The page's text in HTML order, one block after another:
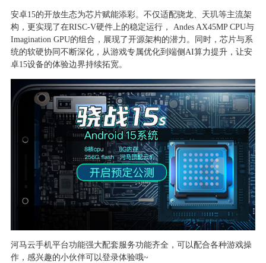
安卓15的开放生态为芯片赋能添彩。不仅适配骁龙、天玑等主流架
构，更实现了在RISC-V硬件上的稳定运行， Andes AX45MP CPU与
Imagination GPU的组合，展现了开源架构的潜力。同时，芯片与系
统的软硬协同不断深化，从游戏专属优化到端侧AI算力提升，让安
卓15设备的体验边界持续拓宽。
河马云手机平台功能强大配套服务功能齐全，可以配合各种游戏操
作，感兴趣的小伙伴可以登录体验哦~